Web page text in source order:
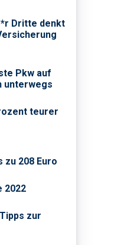
Dritte denkt
Pkw auf
unterwegs
teurer
208 Euro
2022
zur